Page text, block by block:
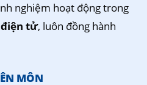
nghiệm hoạt động trong
tử, luôn đồng hành
MÔN